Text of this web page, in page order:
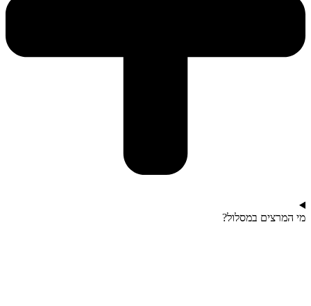
מי המרצים במסלול?